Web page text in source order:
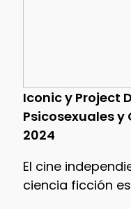
Iconic y Project
Psicosexuales
2024
El cine
ciencia ficción